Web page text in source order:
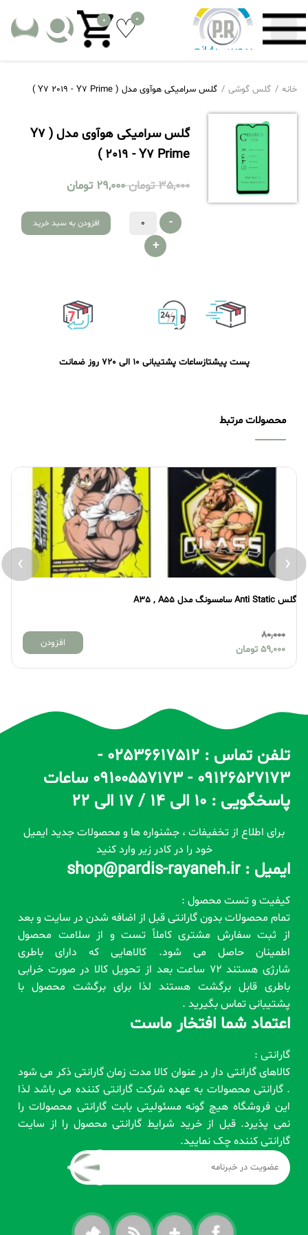
0
0
خانه گلس گوشی گلس سرامیکی هوآوی مدل ( Y7 2019 - Y7 Prime )
گلس سرامیکی هوآوی مدل ( Y7
2019 - Y7 Prime )
35,000 تومان 29,000 تومان
-
+
افزودن به سبد خرید
پست پیشتازساعات پشتیبانی 10 الی 20 7 روز ضمانت
محصولات مرتبط
گلس Anti Static سامسونگ مدل A35 , A55
80,000
59,000 تومان
افزودن
‹
›
تلفن تماس : 02536617512 -
09126527173 - 09100557173 ساعات
پاسخگویی : 10 الی 14 / 17 الی 22
برای اطلاع از تخفیفات ، جشنواره ها و محصولات جدید ایمیل
خود را در کادر زیر وارد کنید
ایمیل : shop@pardis-rayaneh.ir
کیفیت و تست محصول :
تمام محصولات بدون گارانتی قبل از اضافه شدن در سایت و بعد
از ثبت سفارش مشتری کاملاً تست و از سلامت محصول
اطمینان حاصل می شود. کالاهایی که دارای باطری
شارژی هستند 72 ساعت بعد از تحویل کالا در صورت خرابی
باطری قابل برگشت هستند لذا برای برگشت محصول با
پشتیبانی تماس بگیرید .
اعتماد شما افتخار ماست
گارانتی :
کالاهای گارانتی دار در عنوان کالا مدت زمان گارانتی ذکر می شود
. گارانتی محصولات به عهده شرکت گارانتی کننده می باشد لذا
این فروشگاه هیچ گونه مسئولیتی بابت گارانتی محصولات را
نمی پذیرد. قبل از خرید شرایط گارانتی محصول را از سایت
گارانتی کننده چک نمایید.